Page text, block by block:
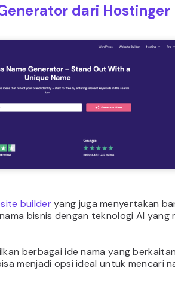
dari Hostinger
builderyang juga menyertakan
bisnis dengan teknologi AI yang
berbagai ide nama yang
menjadi opsi ideal untuk mencari